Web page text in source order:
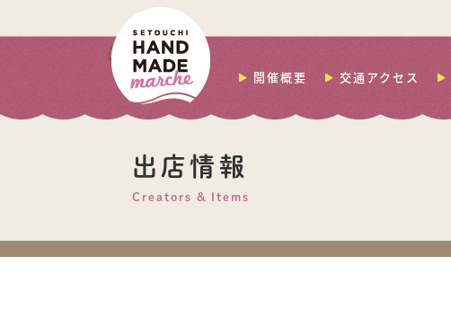
開催概要 交通アクセス
出店情報
Creators & Items